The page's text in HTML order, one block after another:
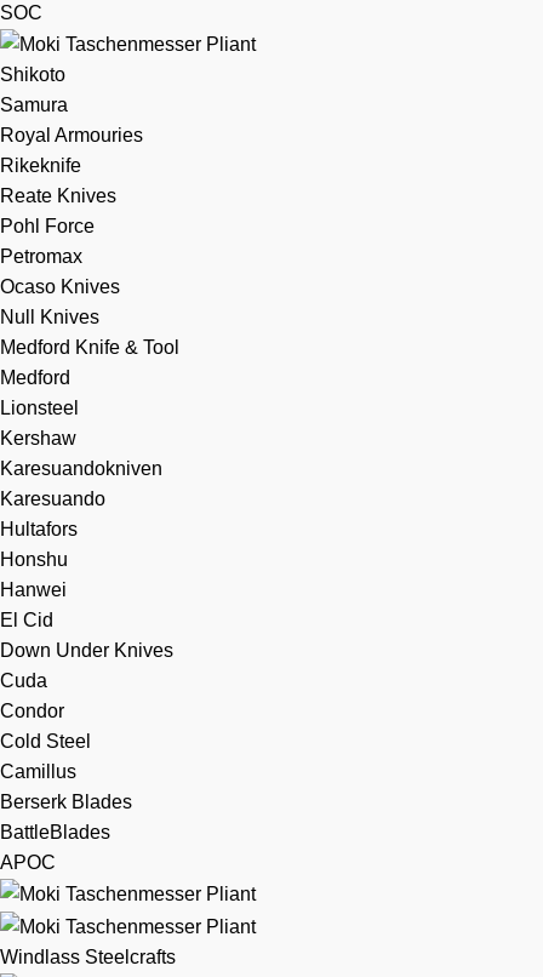
SOC
Shikoto
Samura
Royal Armouries
Rikeknife
Reate Knives
Pohl Force
Petromax
Ocaso Knives
Null Knives
Medford Knife & Tool
Medford
Lionsteel
Kershaw
Karesuandokniven
Karesuando
Hultafors
Honshu
Hanwei
El Cid
Down Under Knives
Cuda
Condor
Cold Steel
Camillus
Berserk Blades
BattleBlades
APOC
Windlass Steelcrafts